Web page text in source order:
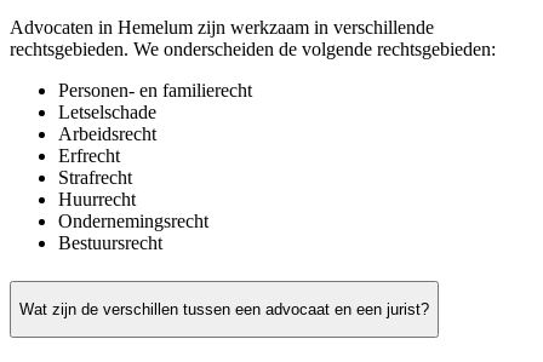
Advocaten in Hemelum zijn werkzaam in verschillende
rechtsgebieden. We onderscheiden de volgende rechtsgebieden:
Personen- en familierecht
Letselschade
Arbeidsrecht
Erfrecht
Strafrecht
Huurrecht
Ondernemingsrecht
Bestuursrecht
Wat zijn de verschillen tussen een advocaat en een jurist?